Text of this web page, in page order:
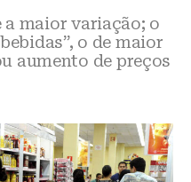
maior variação; o
o de maior
aumento de preços